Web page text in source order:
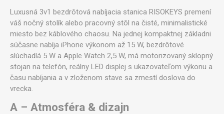
Luxusná 3v1 bezdrôtová nabíjacia stanica RISOKEYS premení
váš nočný stolík alebo pracovný stôl na čisté, minimalistické
miesto bez káblového chaosu. Na jednej kompaktnej základni
súčasne nabíja iPhone výkonom až 15 W, bezdrôtové
slúchadlá 5 W a Apple Watch 2,5 W, má motorizovaný sklopný
stojan na telefón, reálny LED displej s ukazovateľom výkonu a
času nabíjania a v zloženom stave sa zmestí doslova do
vrecka.
A – Atmosféra & dizajn